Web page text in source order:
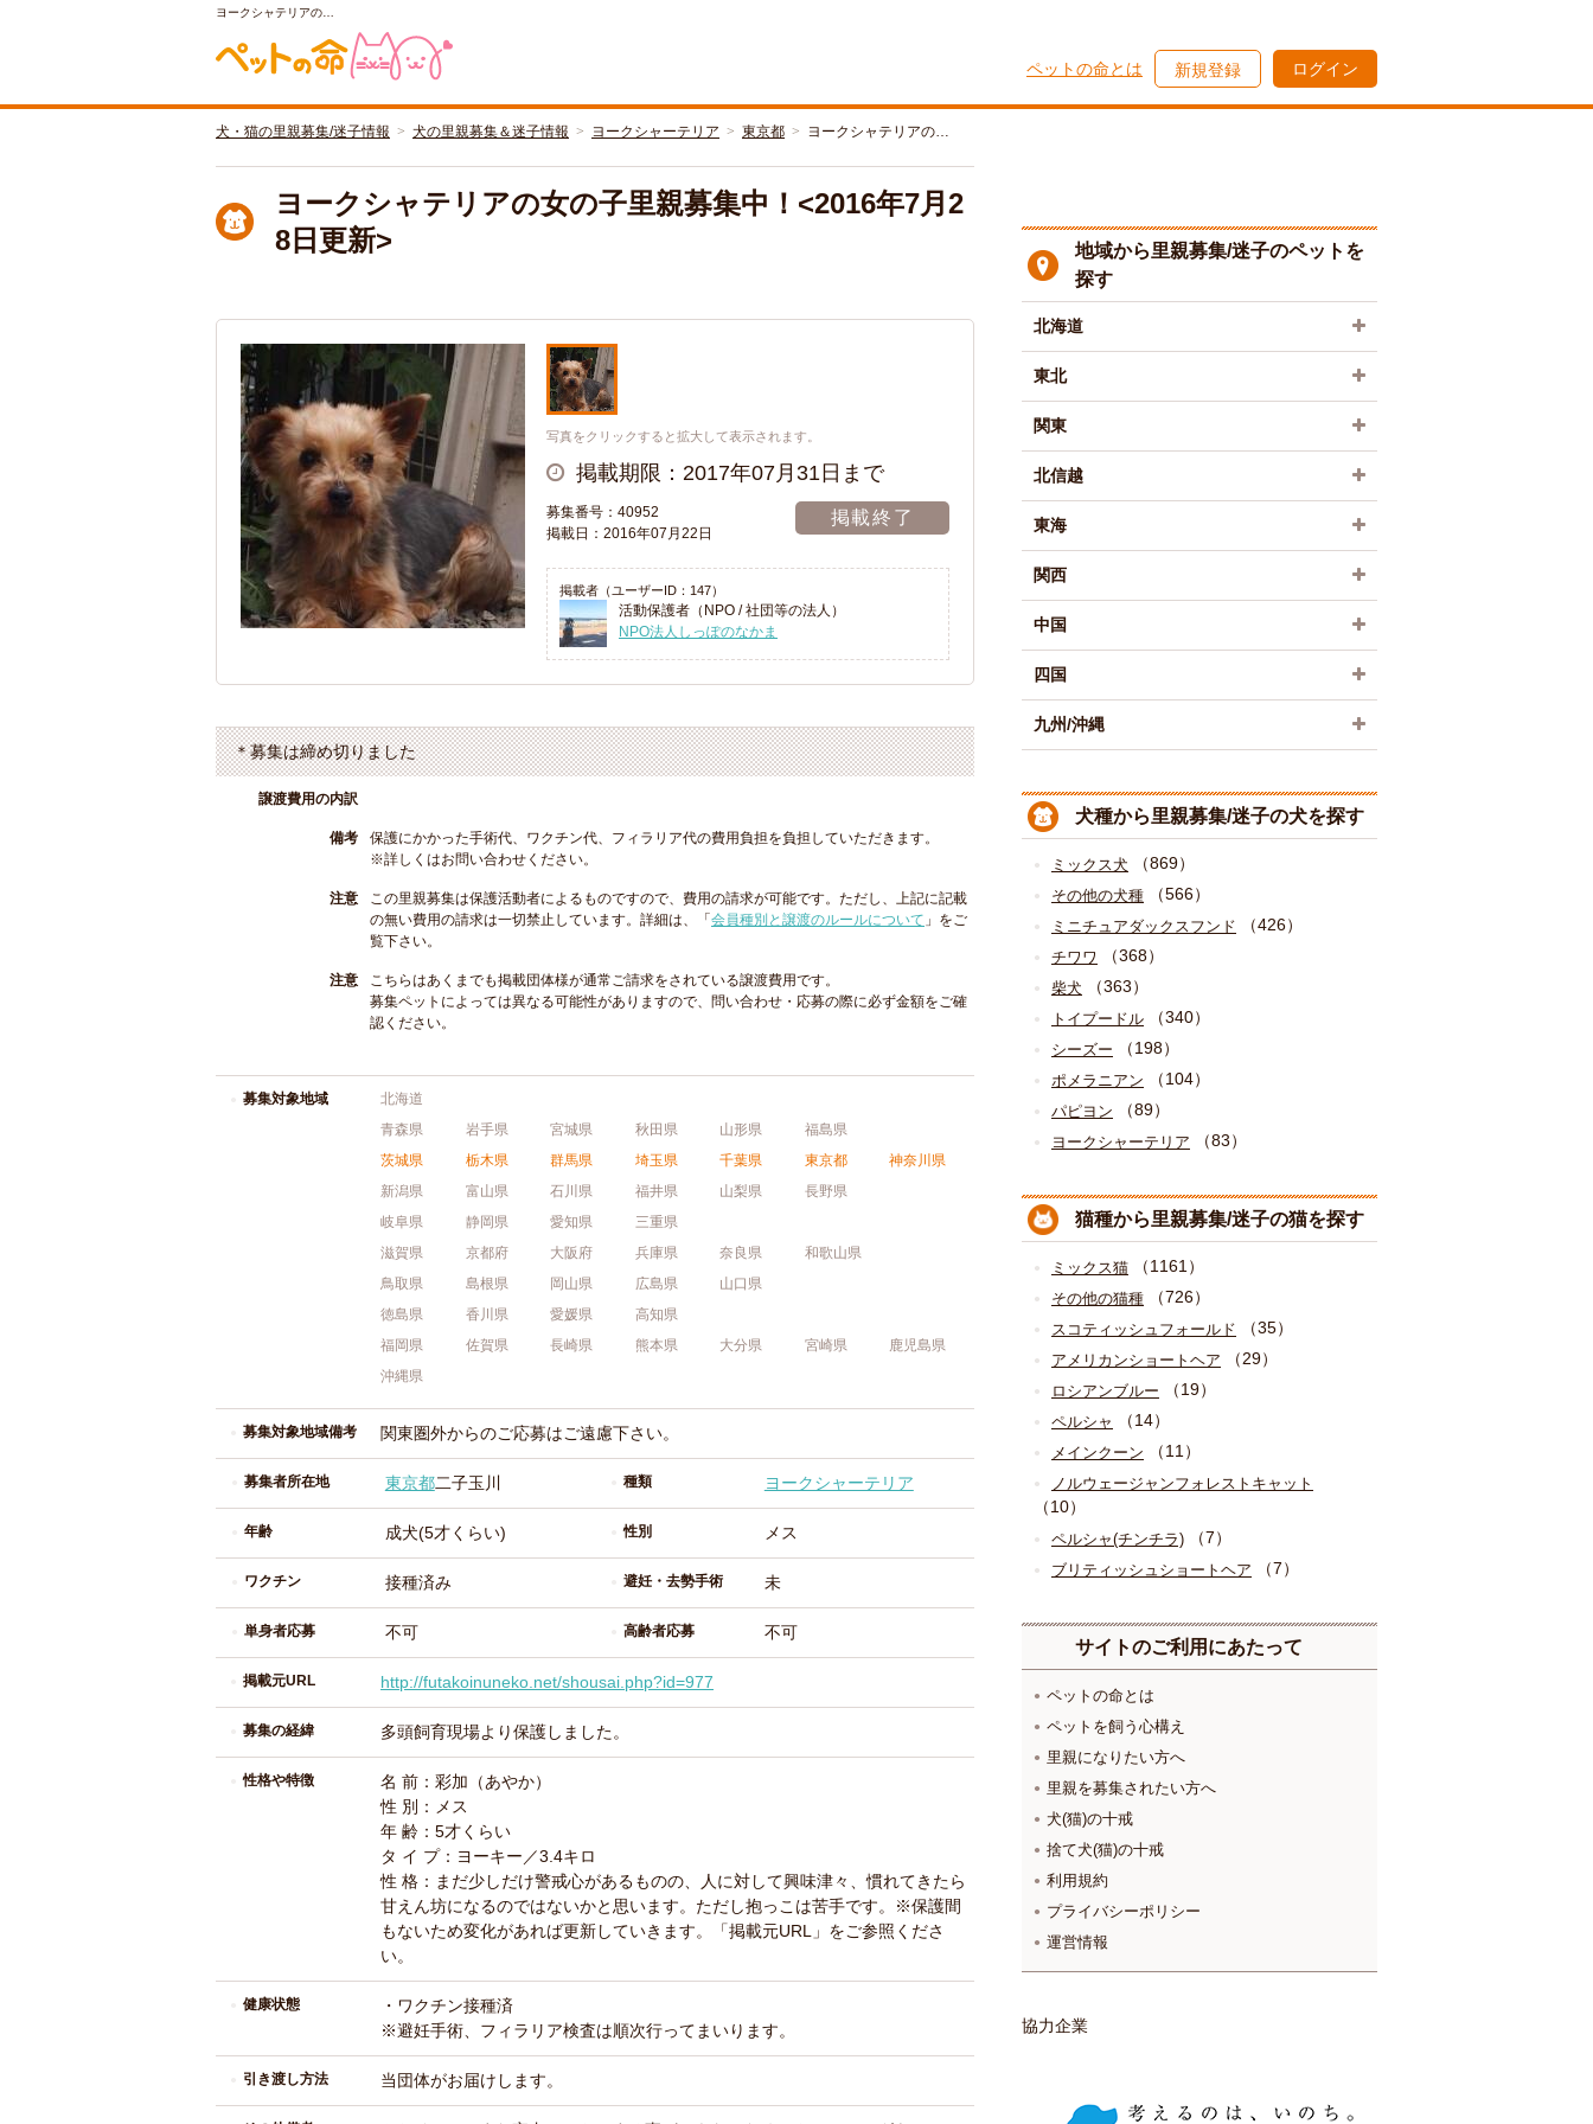
ヨークシャテリアの…
ペットの命とは 新規登録 ログイン
犬・猫の里親募集/迷子情報 犬の里親募集＆迷子情報 ヨークシャーテリア 東京都 ヨークシャテリアの…
ヨークシャテリアの女の子里親募集中！<2016年7月2
8日更新>
写真をクリックすると拡大して表示されます。
掲載期限：2017年07月31日まで
募集番号：40952
掲載日：2016年07月22日
掲載終了
掲載者（ユーザーID：147）
活動保護者（NPO / 社団等の法人）
NPO法人しっぽのなかま
＊募集は締め切りました
譲渡費用の内訳
備考
保護にかかった手術代、ワクチン代、フィラリア代の費用負担を負担していただきます。
※詳しくはお問い合わせください。
注意
この里親募集は保護活動者によるものですので、費用の請求が可能です。ただし、上記に記載
の無い費用の請求は一切禁止しています。詳細は、「 会員種別と譲渡のルールについて 」をご
覧下さい。
注意
こちらはあくまでも掲載団体様が通常ご請求をされている譲渡費用です。
募集ペットによっては異なる可能性がありますので、問い合わせ・応募の際に必ず金額をご確
認ください。
募集対象地域
北海道
青森県
岩手県 宮城県 秋田県 山形県
福島県
茨城県
栃木県 群馬県 埼玉県 千葉県 東京都
神奈川県
新潟県
富山県 石川県 福井県 山梨県
長野県
岐阜県
静岡県 愛知県
三重県
滋賀県
京都府 大阪府 兵庫県 奈良県
和歌山県
鳥取県
島根県 岡山県 広島県
山口県
徳島県
香川県 愛媛県
高知県
福岡県
佐賀県 長崎県 熊本県 大分県 宮崎県
鹿児島県
沖縄県
募集対象地域備考 関東圏外からのご応募はご遠慮下さい。
募集者所在地 東京都二子玉川 種類 ヨークシャーテリア
年齢 成犬(5才くらい) 性別 メス
ワクチン 接種済み 避妊・去勢手術 未
単身者応募 不可 高齢者応募 不可
掲載元URL http://futakoinuneko.net/shousai.php?id=977
募集の経緯 多頭飼育現場より保護しました。
性格や特徴
名 前：彩加（あやか）
性 別：メス
年 齢：5才くらい
タ イ プ：ヨーキー／3.4キロ
性 格：まだ少しだけ警戒心があるものの、人に対して興味津々、慣れてきたら
甘えん坊になるのではないかと思います。ただし抱っこは苦手です。※保護間
もないため変化があれば更新していきます。「掲載元URL」をご参照くださ
い。
健康状態
・ワクチン接種済
※避妊手術、フィラリア検査は順次行ってまいります。
引き渡し方法 当団体がお届けします。
地域から里親募集/迷子のペットを
探す
北海道
東北
関東
北信越
東海
関西
中国
四国
九州/沖縄
犬種から里親募集/迷子の犬を探す
ミックス犬 （869）
その他の犬種 （566）
ミニチュアダックスフンド （426）
チワワ （368）
柴犬 （363）
トイプードル （340）
シーズー （198）
ポメラニアン （104）
パピヨン （89）
ヨークシャーテリア （83）
猫種から里親募集/迷子の猫を探す
ミックス猫 （1161）
その他の猫種 （726）
スコティッシュフォールド （35）
アメリカンショートヘア （29）
ロシアンブルー （19）
ペルシャ （14）
メインクーン （11）
ノルウェージャンフォレストキャット
（10）
ペルシャ(チンチラ) （7）
ブリティッシュショートヘア （7）
サイトのご利用にあたって
ペットの命とは
ペットを飼う心構え
里親になりたい方へ
里親を募集されたい方へ
犬(猫)の十戒
捨て犬(猫)の十戒
利用規約
プライバシーポリシー
運営情報
協力企業